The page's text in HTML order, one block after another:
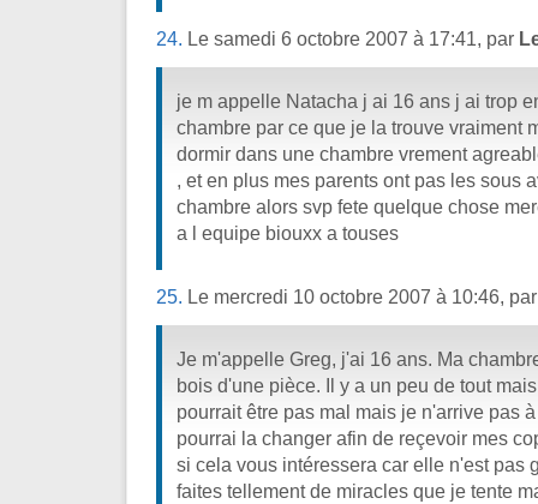
24. Le samedi 6 octobre 2007 à 17:41, par
je m appelle Natacha j ai 16 ans j ai trop
chambre par ce que je la trouve vraiment
dormir dans une chambre vrement
, et en plus mes parents ont pas les sous
chambre alors svp fete quelque chose
a l equipe biouxx a touses
25. Le mercredi 10 octobre 2007 à 10:46,
Je m'appelle Greg, j'ai 16 ans. Ma
bois d'une pièce. Il y a un peu de tout
pourrait être pas mal mais je n'arrive pas
pourrai la changer afin de reçevoir mes
si cela vous intéressera car elle n'est pas
faites tellement de miracles que je tente